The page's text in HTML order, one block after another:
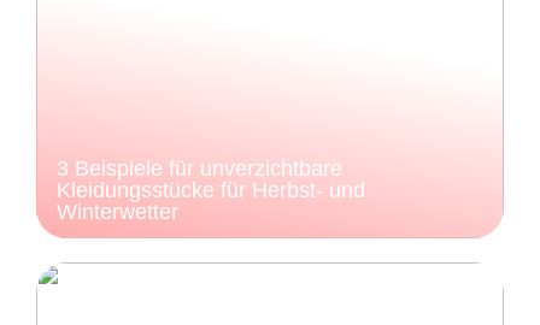
3 Beispiele für unverzichtbare
Kleidungsstücke für Herbst- und
Winterwetter